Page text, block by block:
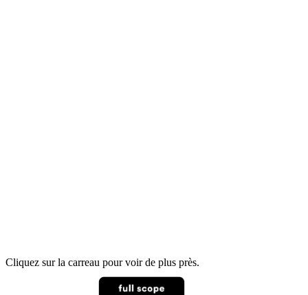
Cliquez sur la carreau pour voir de plus près.